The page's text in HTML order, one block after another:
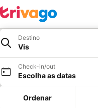
Destino
Vis
Check-in/out
Escolha as datas
Ordenar